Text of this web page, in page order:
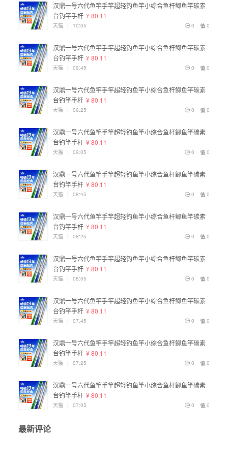
汉鼎一号六代鱼竿手竿超轻钓鱼竿小综合鱼杆鲫鱼竿碳素
台钓竿手杆 ¥ 80.11
0
0
天猫 | 10:05
汉鼎一号六代鱼竿手竿超轻钓鱼竿小综合鱼杆鲫鱼竿碳素
台钓竿手杆 ¥ 80.11
0
0
天猫 | 09:45
汉鼎一号六代鱼竿手竿超轻钓鱼竿小综合鱼杆鲫鱼竿碳素
台钓竿手杆 ¥ 80.11
0
0
天猫 | 09:25
汉鼎一号六代鱼竿手竿超轻钓鱼竿小综合鱼杆鲫鱼竿碳素
台钓竿手杆 ¥ 80.11
0
0
天猫 | 09:05
汉鼎一号六代鱼竿手竿超轻钓鱼竿小综合鱼杆鲫鱼竿碳素
台钓竿手杆 ¥ 80.11
0
0
天猫 | 08:45
汉鼎一号六代鱼竿手竿超轻钓鱼竿小综合鱼杆鲫鱼竿碳素
台钓竿手杆 ¥ 80.11
0
0
天猫 | 08:25
汉鼎一号六代鱼竿手竿超轻钓鱼竿小综合鱼杆鲫鱼竿碳素
台钓竿手杆 ¥ 80.11
0
0
天猫 | 08:05
汉鼎一号六代鱼竿手竿超轻钓鱼竿小综合鱼杆鲫鱼竿碳素
台钓竿手杆 ¥ 80.11
0
0
天猫 | 07:45
汉鼎一号六代鱼竿手竿超轻钓鱼竿小综合鱼杆鲫鱼竿碳素
台钓竿手杆 ¥ 80.11
0
0
天猫 | 07:25
汉鼎一号六代鱼竿手竿超轻钓鱼竿小综合鱼杆鲫鱼竿碳素
台钓竿手杆 ¥ 80.11
0
0
天猫 | 07:05
最新评论